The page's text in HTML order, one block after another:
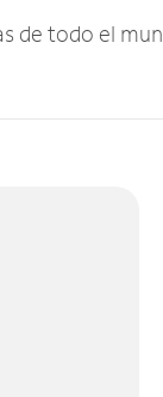
todo el